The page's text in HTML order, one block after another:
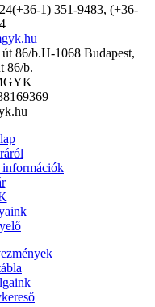
(+36-1) 351-9483, (+36-
H-1068 Budapest,
86/b.
információk